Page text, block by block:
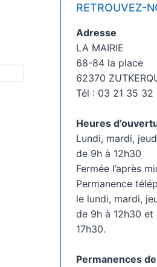
RETROUVEZ-
Adresse
LA MAIRIE
68-84 la place
62370
Tél : 03 21 35 32
Heures
Lundi, mardi,
de 9h à 12h30
Fermée l’après
Permanence
le lundi, mardi,
de 9h à 12h30 et
17h30.
Permanences